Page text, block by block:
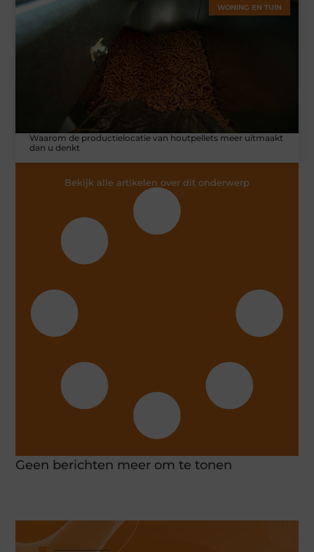
WONING EN TUIN
Waarom de productielocatie van houtpellets meer uitmaakt
dan u denkt
Bekijk alle artikelen over dit onderwerp
Geen berichten meer om te tonen